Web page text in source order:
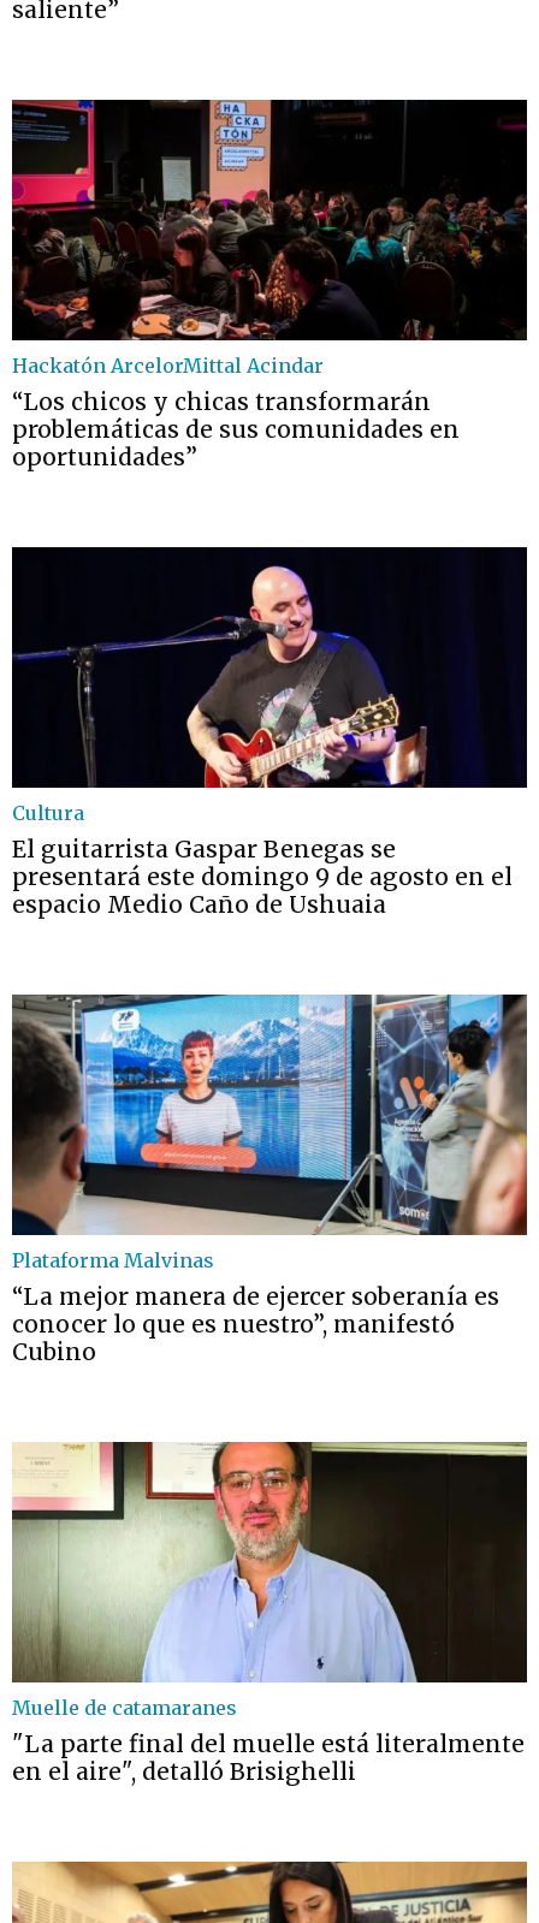
saliente”
Hackatón ArcelorMittal Acindar
“Los chicos y chicas transformarán
problemáticas de sus comunidades en
oportunidades”
Cultura
El guitarrista Gaspar Benegas se
presentará este domingo 9 de agosto en el
espacio Medio Caño de Ushuaia
Plataforma Malvinas
“La mejor manera de ejercer soberanía es
conocer lo que es nuestro”, manifestó
Cubino
Muelle de catamaranes
"La parte final del muelle está literalmente
en el aire", detalló Brisighelli